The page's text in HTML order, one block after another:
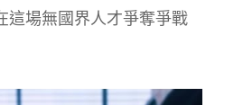
這場無國界人才爭奪爭戰